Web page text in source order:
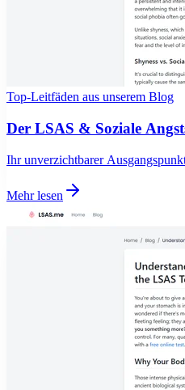
Top-Leitfäden aus unserem Blog
Der LSAS & Soziale
Ihr unverzichtbarer
Mehr lesen